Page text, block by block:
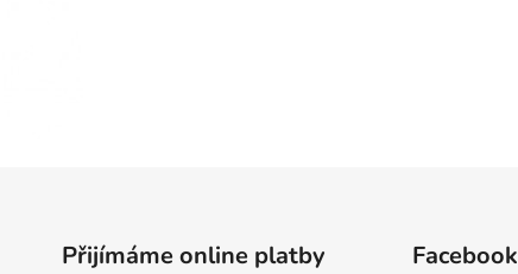
Přijímáme online platby Facebook